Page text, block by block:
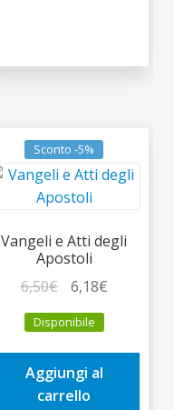
Sconto -5%
Vangeli e Atti degli
Apostoli
6,50€
prezzo
originale
era:
6,50€.
6,18€Il
è:
Disponibile
Aggiungi al
carrello